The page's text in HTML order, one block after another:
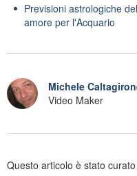
Previsioni astrologiche
amore per l'Acquario
Michele
Video Maker
Questo articolo è stato